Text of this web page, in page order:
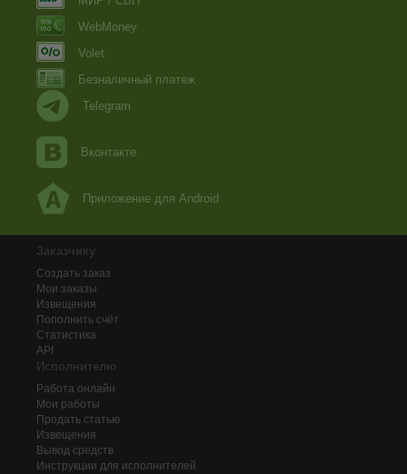
WebMoney
Volet
Безналичный платеж
Telegram
Вконтакте
Приложение для Android
Заказчику
Создать заказ
Мои заказы
Извещения
Пополнить счёт
Статистика
API
Исполнителю
Работа онлайн
Мои работы
Продать статью
Извещения
Вывод средств
Инструкции для исполнителей